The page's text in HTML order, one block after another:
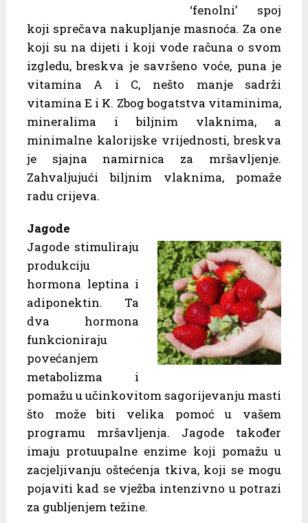
‘fenolni’ spoj
koji sprečava nakupljanje masnoća. Za one
koji su na dijeti i koji vode računa o svom
izgledu, breskva je savršeno voće, puna je
vitamina A i C, nešto manje sadrži
vitamina E i K. Zbog bogatstva vitaminima,
mineralima i biljnim vlaknima, a
minimalne kalorijske vrijednosti, breskva
je sjajna namirnica za mršavljenje.
Zahvaljujući biljnim vlaknima, pomaže
radu crijeva.
Jagode
Jagode stimuliraju
produkciju
hormona leptina i
adiponektin. Ta
dva hormona
funkcioniraju
povećanjem
metabolizma i
pomažu u učinkovitom sagorijevanju masti
što može biti velika pomoć u vašem
programu mršavljenja. Jagode također
imaju protuupalne enzime koji pomažu u
zacjeljivanju oštećenja tkiva, koji se mogu
pojaviti kad se vježba intenzivno u potrazi
za gubljenjem težine.